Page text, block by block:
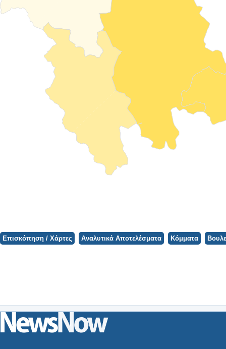
Φορτώνει ο Χάρτης...
Επισκόπηση / Χάρτες Αναλυτικά Αποτελέσματα Κόμματα